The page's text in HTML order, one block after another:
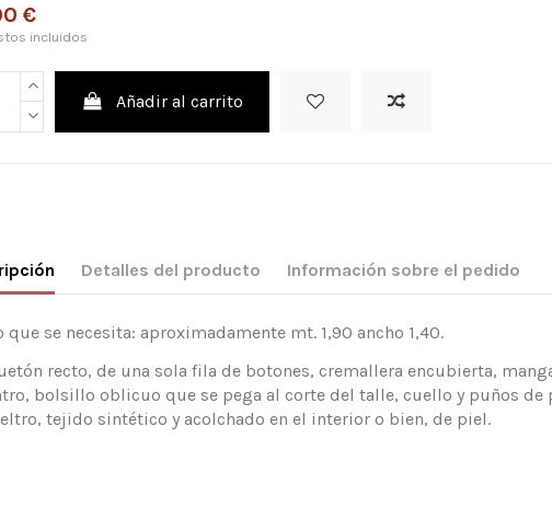
€
incluidos
Añadir al carrito
Detalles del producto Información sobre el pedido
que se necesita: aproximadamente mt. 1,90 ancho 1,40.
recto, de una sola fila de botones, cremallera encubierta,
bolsillo oblicuo que se pega al corte del talle, cuello y puños de
tejido sintético y acolchado en el interior o bien, de piel.